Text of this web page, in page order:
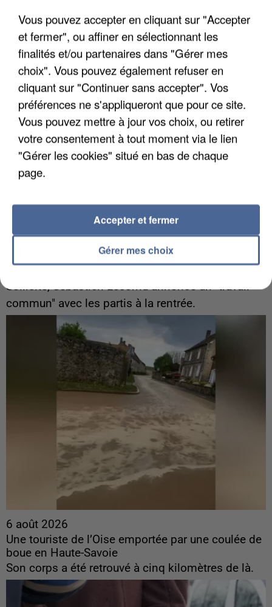
quelques jours plus tôt.
Gabriel Attal et Raphaël Glucksmann visés par des
Sollicité, Sébastien Lecornu annonce un "travail
commun" avec les partis à la rentrée.
6 août 2026
Une touriste de l’Oise emportée par une coulée de
boue en Haute-Savoie
Son corps a été retrouvé à cinq kilomètres de là.
Vous pouvez accepter en cliquant sur "Accepter
et fermer", ou affiner en sélectionnant les
finalités et/ou partenaires dans "Gérer mes
choix". Vous pouvez également refuser en
cliquant sur "Continuer sans accepter". Vos
préférences ne s'appliqueront que pour ce site.
Vous pouvez mettre à jour vos choix, ou retirer
votre consentement à tout moment via le lien
"Gérer les cookies" situé en bas de chaque
page.
Gérer mes choix
Accepter et fermer